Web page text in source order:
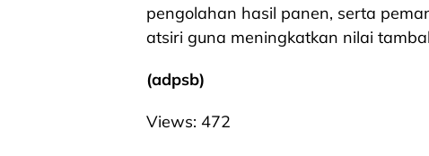
pengolahan hasil panen, serta
atsiri guna meningkatkan nilai
(adpsb)
Views: 472